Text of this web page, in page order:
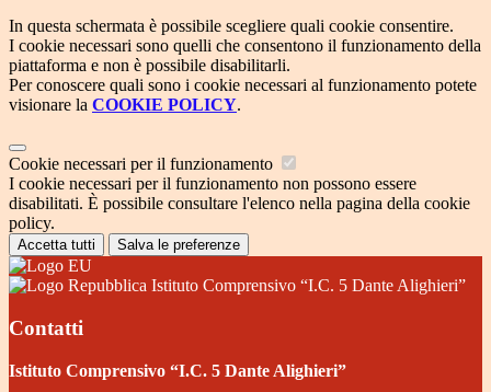
In questa schermata è possibile scegliere quali cookie consentire.
I cookie necessari sono quelli che consentono il funzionamento della
piattaforma e non è possibile disabilitarli.
Per conoscere quali sono i cookie necessari al funzionamento potete
visionare la COOKIE POLICY.
Cookie necessari per il funzionamento
I cookie necessari per il funzionamento non possono essere
disabilitati. È possibile consultare l'elenco nella pagina della cookie
policy.
Accetta tutti Salva le preferenze
Istituto Comprensivo “I.C. 5 Dante Alighieri”
Contatti
Istituto Comprensivo “I.C. 5 Dante Alighieri”